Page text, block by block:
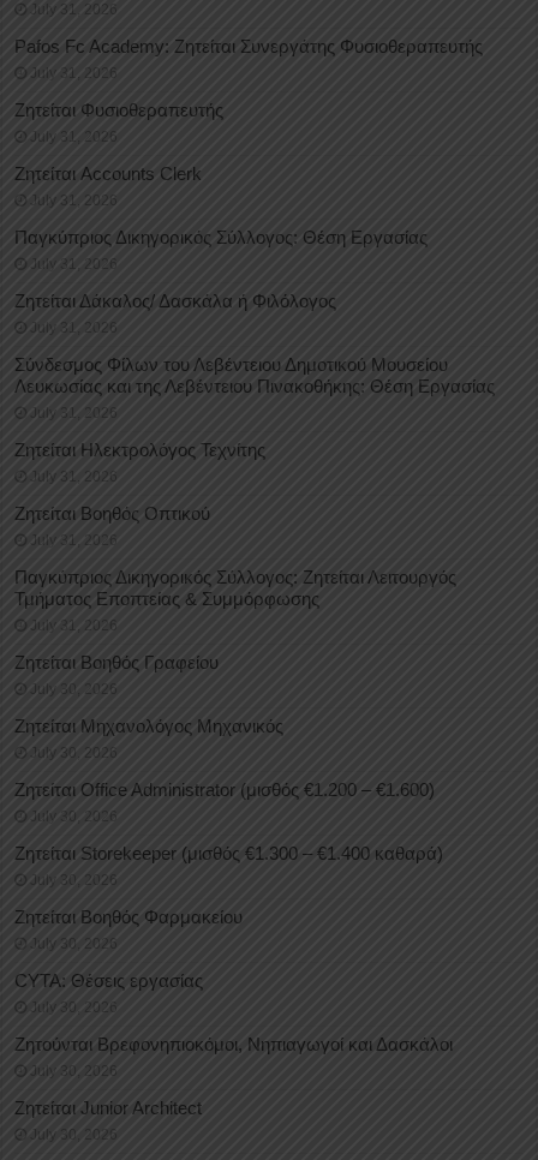
July 31, 2026
Pafos Fc Academy: Ζητείται Συνεργάτης Φυσιοθεραπευτής
July 31, 2026
Ζητείται Φυσιοθεραπευτής
July 31, 2026
Ζητείται Accounts Clerk
July 31, 2026
Παγκύπριος Δικηγορικός Σύλλογος: Θέση Εργασίας
July 31, 2026
Ζητείται Δάκαλος/ Δασκάλα ή Φιλόλογος
July 31, 2026
Σύνδεσμος Φίλων του Λεβέντειου Δημοτικού Μουσείου
Λευκωσίας και της Λεβέντειου Πινακοθήκης: Θέση Εργασίας
July 31, 2026
Ζητείται Ηλεκτρολόγος Τεχνίτης
July 31, 2026
Ζητείται Βοηθός Οπτικού
July 31, 2026
Παγκύπριος Δικηγορικός Σύλλογος: Ζητείται Λειτουργός
Τμήματος Εποπτείας & Συμμόρφωσης
July 31, 2026
Ζητείται Βοηθός Γραφείου
July 30, 2026
Ζητείται Μηχανολόγος Μηχανικός
July 30, 2026
Ζητείται Office Administrator (μισθός €1.200 – €1.600)
July 30, 2026
Ζητείται Storekeeper (μισθός €1.300 – €1.400 καθαρά)
July 30, 2026
Ζητείται Βοηθός Φαρμακείου
July 30, 2026
CYTA: Θέσεις εργασίας
July 30, 2026
Ζητούνται Βρεφονηπιοκόμοι, Νηπιαγωγοί και Δασκάλοι
July 30, 2026
Ζητείται Junior Architect
July 30, 2026